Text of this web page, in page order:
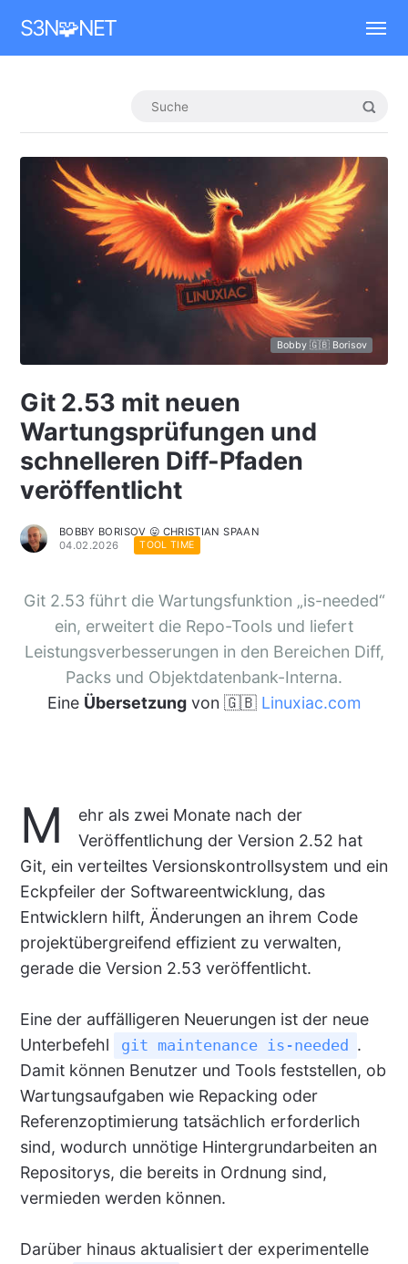
S3N🧩NET
Bobby 🇬🇧 Borisov
Git 2.53 mit neuen
Wartungsprüfungen und
schnelleren Diff-Pfaden
veröffentlicht
BOBBY BORISOV 😛 CHRISTIAN SPAAN
04.02.2026
TOOL TIME
Git 2.53 führt die Wartungsfunktion „is-needed“
ein, erweitert die Repo-Tools und liefert
Leistungsverbesserungen in den Bereichen Diff,
Packs und Objektdatenbank-Interna.
Eine Übersetzungvon 🇬🇧 Linuxiac.com
M
ehr als zwei Monate nach der
Veröffentlichung der Version 2.52 hat
Git, ein verteiltes Versionskontrollsystem und ein
Eckpfeiler der Softwareentwicklung, das
Entwicklern hilft, Änderungen an ihrem Code
projektübergreifend effizient zu verwalten,
gerade die Version 2.53 veröffentlicht.
Eine der auffälligeren Neuerungen ist der neue
Unterbefehl
git maintenance is-needed
.
Damit können Benutzer und Tools feststellen, ob
Wartungsaufgaben wie Repacking oder
Referenzoptimierung tatsächlich erforderlich
sind, wodurch unnötige Hintergrundarbeiten an
Repositorys, die bereits in Ordnung sind,
vermieden werden können.
Darüber hinaus aktualisiert der experimentelle